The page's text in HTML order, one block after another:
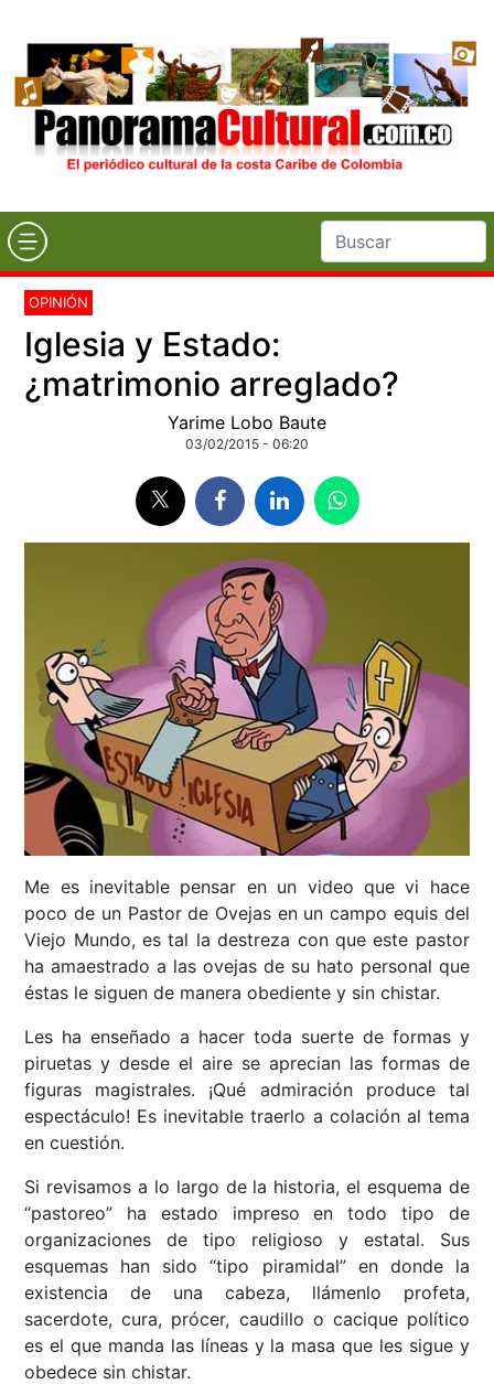
OPINIÓN
Iglesia y Estado:
¿matrimonio arreglado?
Yarime Lobo Baute
03/02/2015 - 06:20
Me es inevitable pensar en un video que vi hace
poco de un Pastor de Ovejas en un campo equis del
Viejo Mundo, es tal la destreza con que este pastor
ha amaestrado a las ovejas de su hato personal que
éstas le siguen de manera obediente y sin chistar.
Les ha enseñado a hacer toda suerte de formas y
piruetas y desde el aire se aprecian las formas de
figuras magistrales. ¡Qué admiración produce tal
espectáculo! Es inevitable traerlo a colación al tema
en cuestión.
Si revisamos a lo largo de la historia, el esquema de
“pastoreo” ha estado impreso en todo tipo de
organizaciones de tipo religioso y estatal. Sus
esquemas han sido “tipo piramidal” en donde la
existencia de una cabeza, llámenlo profeta,
sacerdote, cura, prócer, caudillo o cacique político
es el que manda las líneas y la masa que les sigue y
obedece sin chistar.